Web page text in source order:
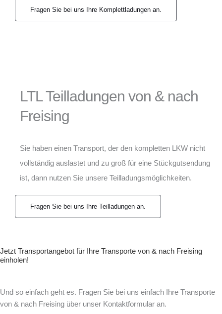
Fragen Sie bei uns Ihre Komplettladungen an.
LTL Teilladungen von & nach
Freising
Sie haben einen Transport, der den kompletten LKW nicht
vollständig auslastet und zu groß für eine Stückgutsendung
ist, dann nutzen Sie unsere Teilladungsmöglichkeiten.
Fragen Sie bei uns Ihre Teilladungen an.
Jetzt Transportangebot für Ihre Transporte von & nach Freising
einholen!
Und so einfach geht es. Fragen Sie bei uns einfach Ihre Transporte
von & nach Freising über unser Kontaktformular an.